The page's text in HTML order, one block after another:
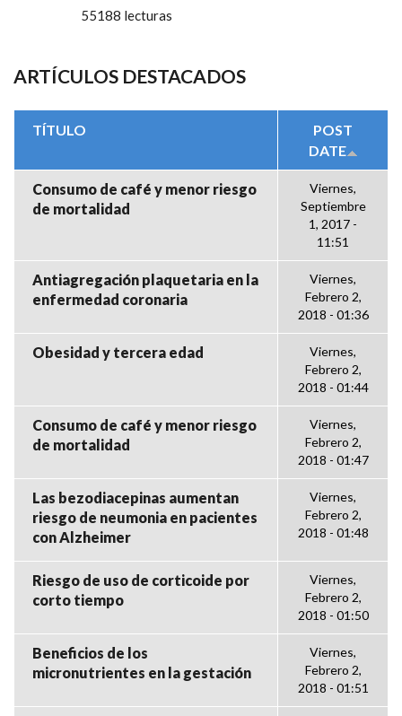
55188 lecturas
ARTÍCULOS DESTACADOS
TÍTULO
POST
DATE
Consumo de café y menor riesgo
de mortalidad
Viernes,
Septiembre
1, 2017 -
11:51
Antiagregación plaquetaria en la
enfermedad coronaria
Viernes,
Febrero 2,
2018 - 01:36
Obesidad y tercera edad
Viernes,
Febrero 2,
2018 - 01:44
Consumo de café y menor riesgo
de mortalidad
Viernes,
Febrero 2,
2018 - 01:47
Las bezodiacepinas aumentan
riesgo de neumonia en pacientes
con Alzheimer
Viernes,
Febrero 2,
2018 - 01:48
Riesgo de uso de corticoide por
corto tiempo
Viernes,
Febrero 2,
2018 - 01:50
Beneficios de los
micronutrientes en la gestación
Viernes,
Febrero 2,
2018 - 01:51